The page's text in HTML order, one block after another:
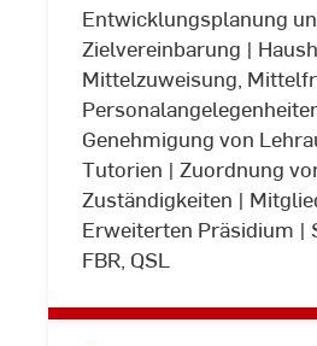
Entwicklungsplanung
Zielvereinbarung |
Mittelzuweisung,
Genehmigung von
Tutorien | Zuordnung
Zuständigkeiten |
Erweiterten Präsidium |
FBR, QSL